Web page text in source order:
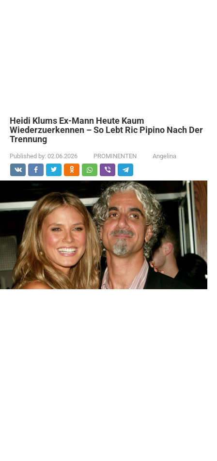
Heidi Klums Ex-Mann Heute Kaum
Wiederzuerkennen – So Lebt Ric Pipino Nach Der
Trennung
Published by: 02.06.2026 PROMINENTEN Angelina